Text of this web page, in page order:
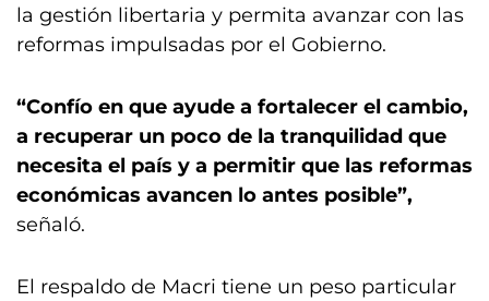
la gestión libertaria y permita avanzar con las
reformas impulsadas por el Gobierno.
“Confío en que ayude a fortalecer el cambio,
a recuperar un poco de la tranquilidad que
necesita el país y a permitir que las reformas
económicas avancen lo antes posible”,
señaló.
El respaldo de Macri tiene un peso particular